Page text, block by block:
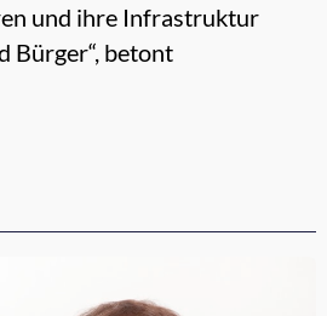
und ihre Infrastruktur
Bürger“, betont